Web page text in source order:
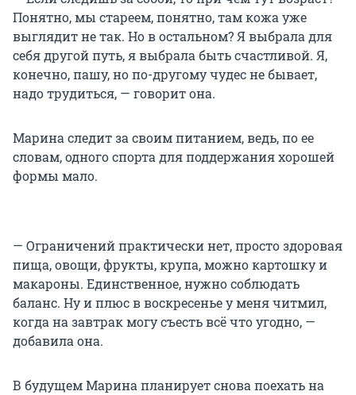
Понятно, мы стареем, понятно, там кожа уже
выглядит не так. Но в остальном? Я выбрала для
себя другой путь, я выбрала быть счастливой. Я,
конечно, пашу, но по-другому чудес не бывает,
надо трудиться, — говорит она.
Марина следит за своим питанием, ведь, по ее
словам, одного спорта для поддержания хорошей
формы мало.
— Ограничений практически нет, просто здоровая
пища, овощи, фрукты, крупа, можно картошку и
макароны. Единственное, нужно соблюдать
баланс. Ну и плюс в воскресенье у меня читмил,
когда на завтрак могу съесть всё что угодно, —
добавила она.
В будущем Марина планирует снова поехать на